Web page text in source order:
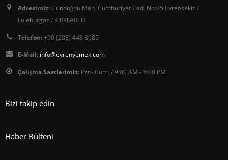
Adresimiz:Gündoğdu Mah. Cumhuriyet Cad. No:25 Evrensekiz /
Lüleburgaz / KIRKLARELİ
Telefon:+90 (288) 443 8085
E-Mail: info@evrenyemek.com
Çalışma Saatlerimiz: Pzt.- Cum. / 9:00 AM - 8:00 PM
Bizi takip edin
Haber Bülteni